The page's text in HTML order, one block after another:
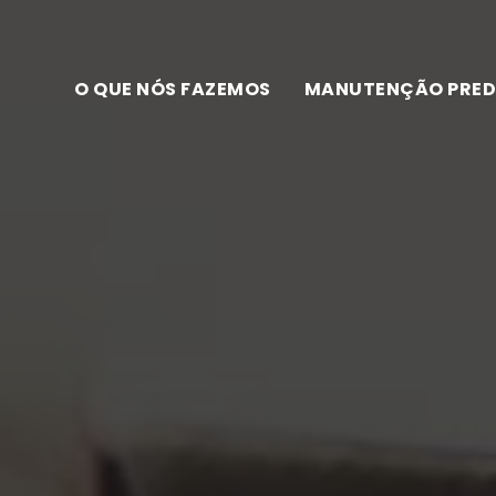
O QUE NÓS FAZEMOS MANUTENÇÃO